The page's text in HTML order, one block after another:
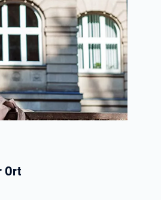
Ort